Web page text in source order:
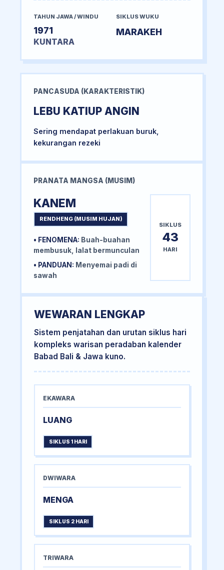
TAHUN JAWA / WINDU
1971
KUNTARA
SIKLUS WUKU
MARAKEH
PANCASUDA (KARAKTERISTIK)
LEBU KATIUP ANGIN
Sering mendapat perlakuan buruk,
kekurangan rezeki
PRANATA MANGSA (MUSIM)
KANEM
RENDHENG (MUSIM HUJAN)
• FENOMENA: Buah-buahan
membusuk, lalat bermunculan
• PANDUAN: Menyemai padi di
sawah
SIKLUS
43
HARI
WEWARAN LENGKAP
Sistem penjatahan dan urutan siklus hari
kompleks warisan peradaban kalender
Babad Bali & Jawa kuno.
EKAWARA
LUANG
SIKLUS 1 HARI
DWIWARA
MENGA
SIKLUS 2 HARI
TRIWARA